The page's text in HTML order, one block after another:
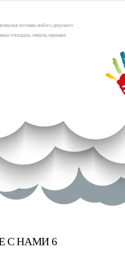
поставки любого дворового
площадок, скверов, парковых
С НАМИ 6